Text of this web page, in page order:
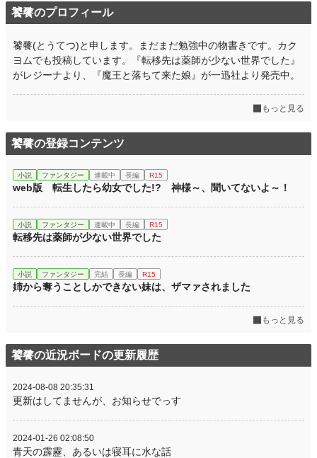
饕餮のプロフィール
饕餮(とうてつ)と申します。まだまだ勉強中の物書きです。カク
ヨムでも投稿しています。『転移先は薬師が少ない世界でした』
がレジーナより、『魔王と落ちて来た娘』が一迅社より発売中。
もっと見る
饕餮の登録コンテンツ
小説 ファンタジー 連載中 長編 R15
web版 転生したら幼女でした!? 神様～、聞いてないよ～！
小説 ファンタジー 連載中 長編 R15
転移先は薬師が少ない世界でした
小説 ファンタジー 完結 長編 R15
姉から奪うことしかできない妹は、ザマァされました
もっと見る
饕餮の近況ボードの更新履歴
2024-08-08 20:35:31
更新はしてませんが、お知らせでっす
2024-01-26 02:08:50
青天の霹靂、あるいは寝耳に水な話